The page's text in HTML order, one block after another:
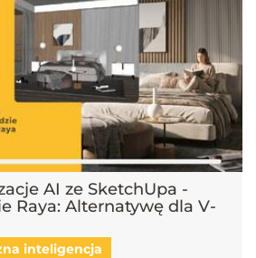
AI ze SketchUpa -
Raya: Alternatywę dla V-
inteligencja